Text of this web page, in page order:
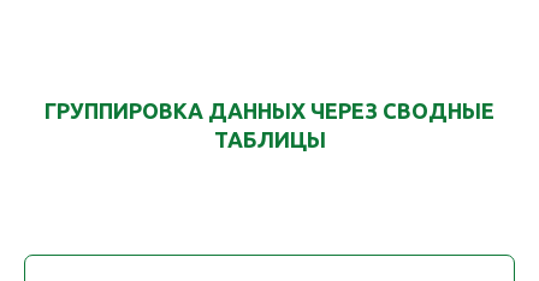
ГРУППИРОВКА ДАННЫХ ЧЕРЕЗ СВОДНЫЕ
ТАБЛИЦЫ